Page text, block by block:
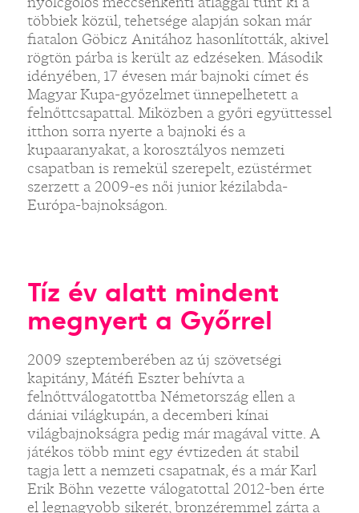
többiek közül, tehetsége alapján sokan már
fiatalon Göbicz Anitához hasonlították, akivel
rögtön párba is került az edzéseken. Második
idényében, 17 évesen már bajnoki címet és
Magyar Kupa-győzelmet ünnepelhetett a
felnőttcsapattal. Miközben a győri együttessel
itthon sorra nyerte a bajnoki és a
kupaaranyakat, a korosztályos nemzeti
csapatban is remekül szerepelt, ezüstérmet
szerzett a 2009-es női junior kézilabda-
Európa-bajnokságon.
Tíz év alatt mindent
megnyert a Győrrel
2009 szeptemberében az új szövetségi
kapitány, Mátéfi Eszter behívta a
felnőttválogatottba Németország ellen a
dániai világkupán, a decemberi kínai
világbajnokságra pedig már magával vitte. A
játékos több mint egy évtizeden át stabil
tagja lett a nemzeti csapatnak, és a már Karl
Erik Böhn vezette válogatottal 2012-ben érte
el legnagyobb sikerét, bronzéremmel zárta a